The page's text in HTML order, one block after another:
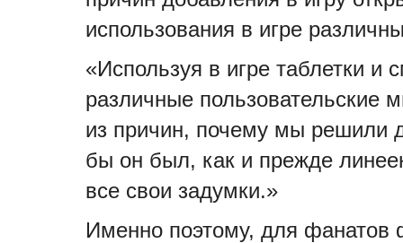
использования в игре
«Используя в игре таблетки
различные пользовательские
из причин, почему мы решили
бы он был, как и прежде
все свои задумки.»
Именно поэтому, для